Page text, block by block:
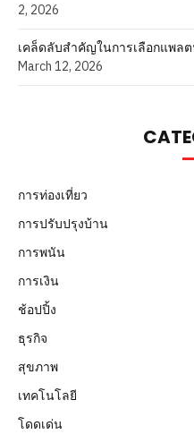
2, 2026
เคล็ดลับสำคัญในการเลือกแพล
March 12, 2026
การท่องเที่ยว
การปรับปรุงบ้าน
การพนัน
การเงิน
ช้อปปิ้ง
ธุรกิจ
สุขภาพ
เทคโนโลยี
โดดเด่น